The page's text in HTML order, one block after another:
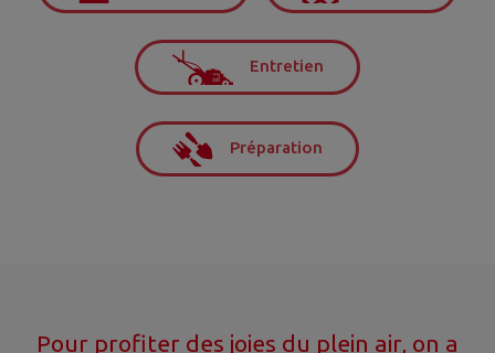
Entretien
Préparation
Pour profiter des joies du plein air, on a